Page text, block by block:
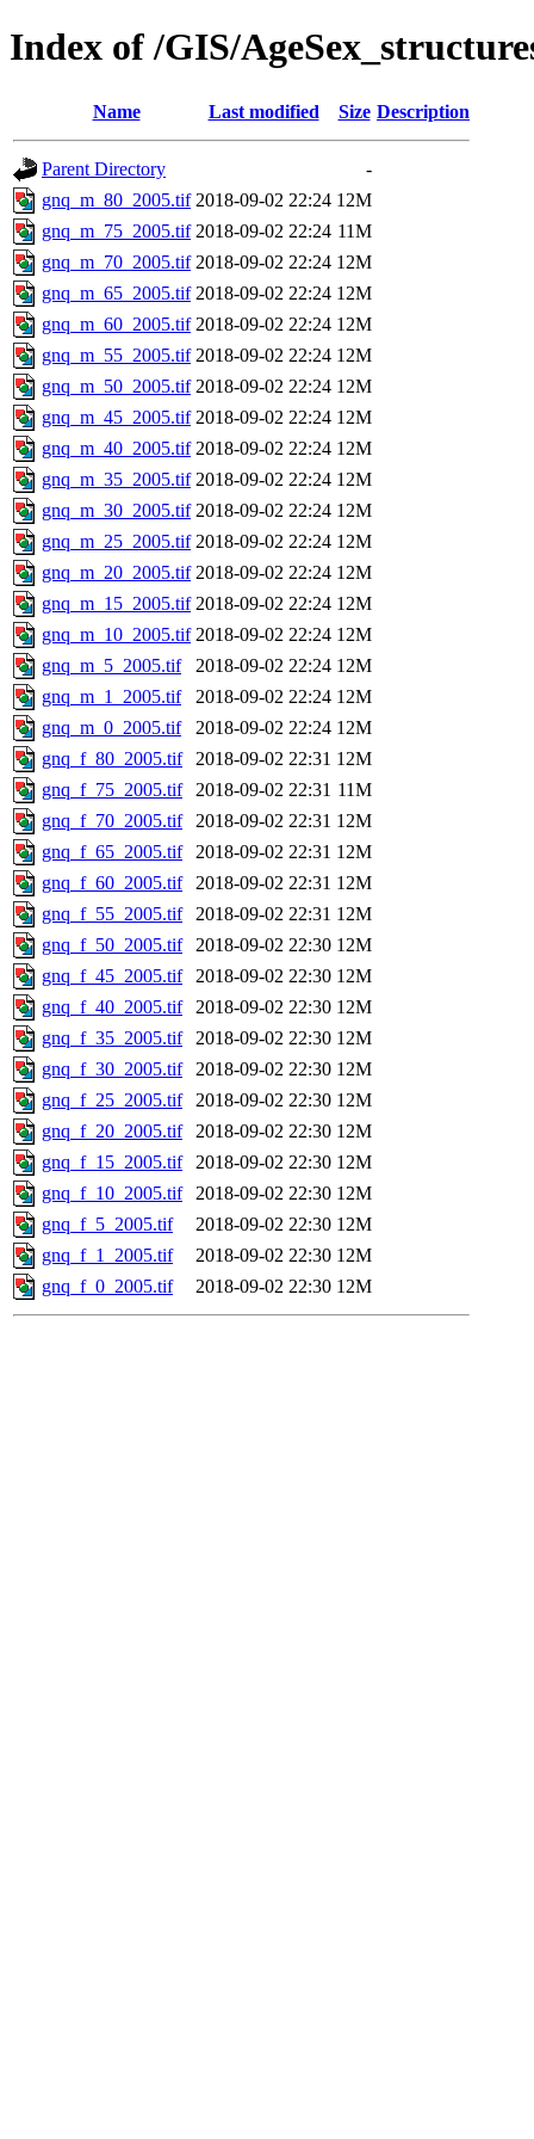
Index of /GIS/
Name Last modified Size Description
Parent Directory
-
gnq_m_80_2005.tif 2018-09-02 22:24 12M
gnq_m_75_2005.tif 2018-09-02 22:24 11M
gnq_m_70_2005.tif 2018-09-02 22:24 12M
gnq_m_65_2005.tif 2018-09-02 22:24 12M
gnq_m_60_2005.tif 2018-09-02 22:24 12M
gnq_m_55_2005.tif 2018-09-02 22:24 12M
gnq_m_50_2005.tif 2018-09-02 22:24 12M
gnq_m_45_2005.tif 2018-09-02 22:24 12M
gnq_m_40_2005.tif 2018-09-02 22:24 12M
gnq_m_35_2005.tif 2018-09-02 22:24 12M
gnq_m_30_2005.tif 2018-09-02 22:24 12M
gnq_m_25_2005.tif 2018-09-02 22:24 12M
gnq_m_20_2005.tif 2018-09-02 22:24 12M
gnq_m_15_2005.tif 2018-09-02 22:24 12M
gnq_m_10_2005.tif 2018-09-02 22:24 12M
gnq_m_5_2005.tif
2018-09-02 22:24 12M
gnq_m_1_2005.tif
2018-09-02 22:24 12M
gnq_m_0_2005.tif
2018-09-02 22:24 12M
gnq_f_80_2005.tif
2018-09-02 22:31 12M
gnq_f_75_2005.tif
2018-09-02 22:31 11M
gnq_f_70_2005.tif
2018-09-02 22:31 12M
gnq_f_65_2005.tif
2018-09-02 22:31 12M
gnq_f_60_2005.tif
2018-09-02 22:31 12M
gnq_f_55_2005.tif
2018-09-02 22:31 12M
gnq_f_50_2005.tif
2018-09-02 22:30 12M
gnq_f_45_2005.tif
2018-09-02 22:30 12M
gnq_f_40_2005.tif
2018-09-02 22:30 12M
gnq_f_35_2005.tif
2018-09-02 22:30 12M
gnq_f_30_2005.tif
2018-09-02 22:30 12M
gnq_f_25_2005.tif
2018-09-02 22:30 12M
gnq_f_20_2005.tif
2018-09-02 22:30 12M
gnq_f_15_2005.tif
2018-09-02 22:30 12M
gnq_f_10_2005.tif
2018-09-02 22:30 12M
gnq_f_5_2005.tif
2018-09-02 22:30 12M
gnq_f_1_2005.tif
2018-09-02 22:30 12M
gnq_f_0_2005.tif
2018-09-02 22:30 12M